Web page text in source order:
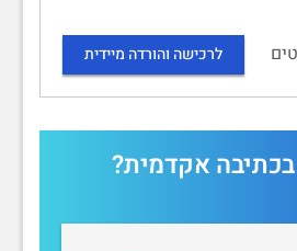
לרכישה והורדה מיידית
אקדמית?